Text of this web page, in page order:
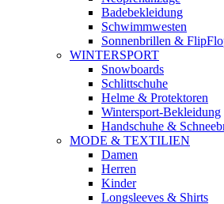
Badebekleidung
Schwimmwesten
Sonnenbrillen &
WINTERSPORT
Snowboards
Schlittschuhe
Helme & Protektoren
Wintersport-Bekleidung
Handschuhe &
MODE & TEXTILIEN
Damen
Herren
Kinder
Longsleeves & Shirts